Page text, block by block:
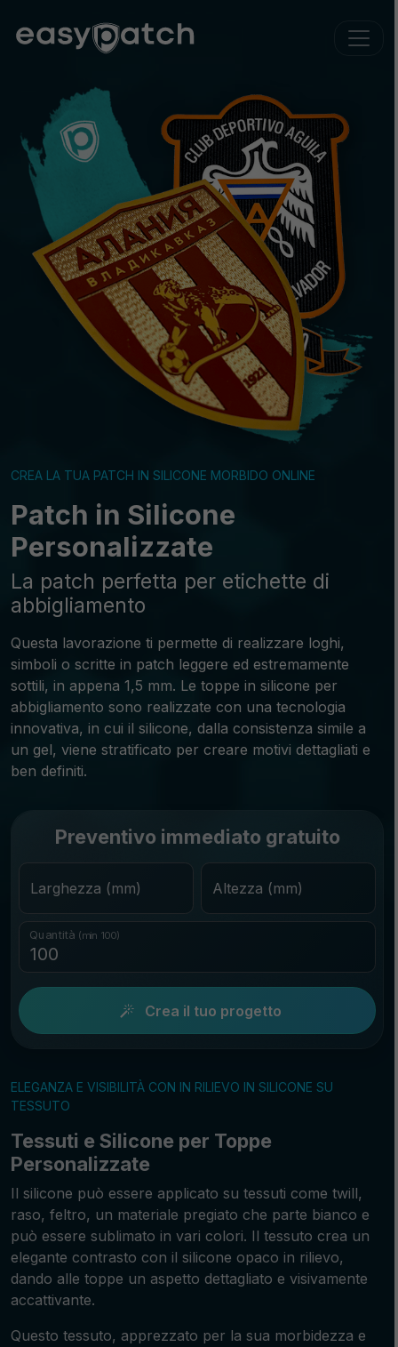
CREA LA TUA PATCH IN SILICONE MORBIDO ONLINE
Patch in Silicone
Personalizzate
La patch perfetta per etichette di
abbigliamento
Questa lavorazione ti permette di realizzare loghi,
simboli o scritte in patch leggere ed estremamente
sottili, in appena 1,5 mm. Le toppe in silicone per
abbigliamento sono realizzate con una tecnologia
innovativa, in cui il silicone, dalla consistenza simile a
un gel, viene stratificato per creare motivi dettagliati e
ben definiti.
Preventivo immediato gratuito
Larghezza (mm) Altezza (mm)
Quantità (min 100)
Crea il tuo progetto
ELEGANZA E VISIBILITÀ CON IN RILIEVO IN SILICONE SU
TESSUTO
Tessuti e Silicone per Toppe
Personalizzate
Il silicone può essere applicato su tessuti come twill,
raso, feltro, un materiale pregiato che parte bianco e
può essere sublimato in vari colori. Il tessuto crea un
elegante contrasto con il silicone opaco in rilievo,
dando alle toppe un aspetto dettagliato e visivamente
accattivante.
Questo tessuto, apprezzato per la sua morbidezza e